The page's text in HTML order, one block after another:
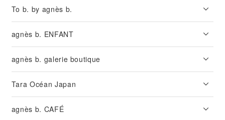
To b. by agnès b.
agnès b. ENFANT
agnès b. galerie boutique
Tara Océan Japan
agnès b. CAFÉ